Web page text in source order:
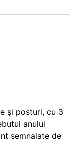
și posturi, cu 3
anului
semnalate de